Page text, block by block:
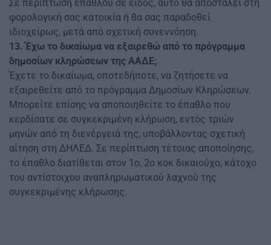
Σε περίπτωση επάθλου σε είδος, αυτό θα αποσταλεί στη
φορολογική σας κατοικία ή θα σας παραδοθεί
ιδιοχείρως, μετά από σχετική συνεννόηση.
13. Έχω το δικαίωμα να εξαιρεθώ από το πρόγραμμα
δημοσίων κληρώσεων της ΑΑΔΕ;
Έχετε το δικαίωμα, οποτεδήποτε, να ζητήσετε να
εξαιρεθείτε από το πρόγραμμα Δημοσίων Κληρώσεων.
Μπορείτε επίσης να αποποιηθείτε το έπαθλο που
κερδίσατε σε συγκεκριμένη κλήρωση, εντός τριών
μηνών από τη διενέργειά της, υποβάλλοντας σχετική
αίτηση στη ΔΗΛΕΔ. Σε περίπτωση τέτοιας αποποίησης,
το έπαθλο διατίθεται στον 1ο, 2ο κοκ δικαιούχο, κάτοχο
του αντίστοιχου αναπληρωματικού λαχνού της
συγκεκριμένης κλήρωσης.